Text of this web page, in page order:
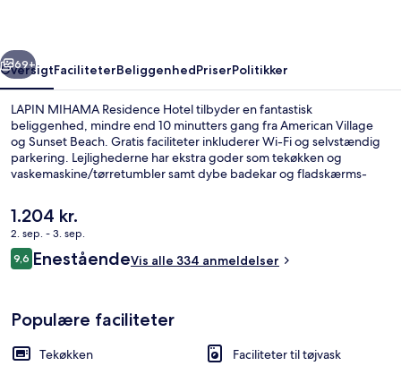
Byudsigt
Næste
69+
OversigtFaciliteterBeliggenhedPriserPolitikker
LAPIN MIHAMA Residence Hotel tilbyder en fantastisk
beliggenhed, mindre end 10 minutters gang fra American Village
og Sunset Beach. Gratis faciliteter inkluderer Wi-Fi og selvstændig
parkering. Lejlighederne har ekstra goder som tekøkken og
vaskemaskine/tørretumbler samt dybe badekar og fladskærms-
Den
nuværende
pris
er
1.204 kr.
2. sep. - 3. sep.
Anmeldelser
9,69,6 ud af 10.
EneståendeVis alle 334 anmeldelser
Populære faciliteter
Tekøkken
Faciliteter til tøjvask